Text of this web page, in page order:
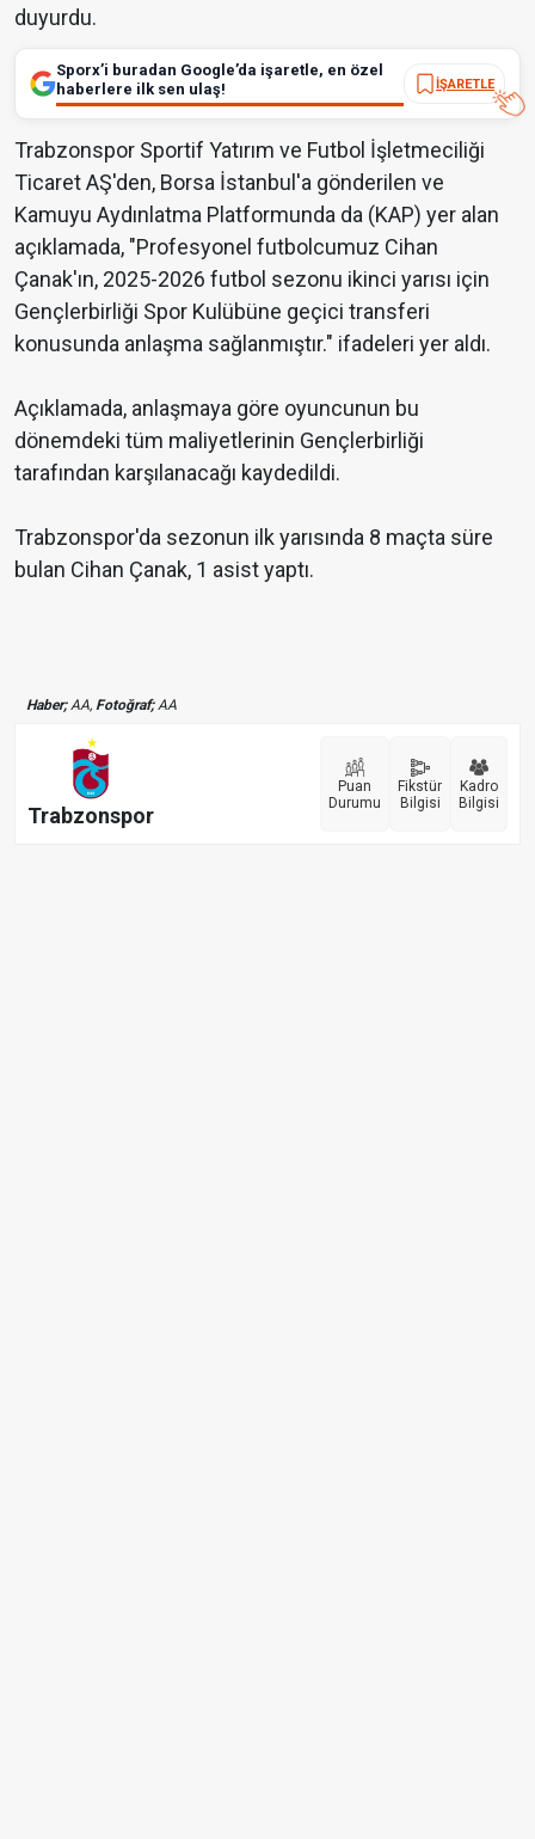
duyurdu.
Sporx’i buradan Google’da işaretle, en özel
haberlere ilk sen ulaş!
İŞARETLE
Trabzonspor Sportif Yatırım ve Futbol İşletmeciliği
Ticaret AŞ'den, Borsa İstanbul'a gönderilen ve
Kamuyu Aydınlatma Platformunda da (KAP) yer alan
açıklamada, "Profesyonel futbolcumuz Cihan
Çanak'ın, 2025-2026 futbol sezonu ikinci yarısı için
Gençlerbirliği Spor Kulübüne geçici transferi
konusunda anlaşma sağlanmıştır." ifadeleri yer aldı.
Açıklamada, anlaşmaya göre oyuncunun bu
dönemdeki tüm maliyetlerinin Gençlerbirliği
tarafından karşılanacağı kaydedildi.
Trabzonspor'da sezonun ilk yarısında 8 maçta süre
bulan Cihan Çanak, 1 asist yaptı.
Haber;AA, Fotoğraf;AA
Trabzonspor
Puan
Durumu
Fikstür
Bilgisi
Kadro
Bilgisi